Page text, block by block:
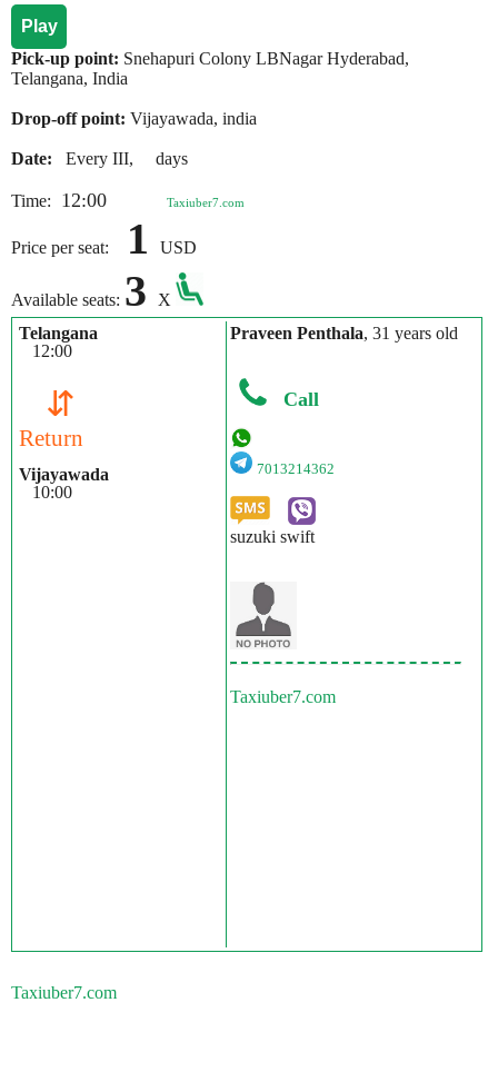
Play
Pick-up point: Snehapuri Colony LBNagar Hyderabad,
Telangana, India
Drop-off point: Vijayawada, india
Date: Every III, days
Time: 12:00 Taxiuber7.com
Price per seat: 1 USD
Available seats: 3
X
Telangana
12:00
⇵
Return
Vijayawada
10:00
Praveen Penthala, 31 years old
Call
7013214362
suzuki swift
Taxiuber7.com
Taxiuber7.com